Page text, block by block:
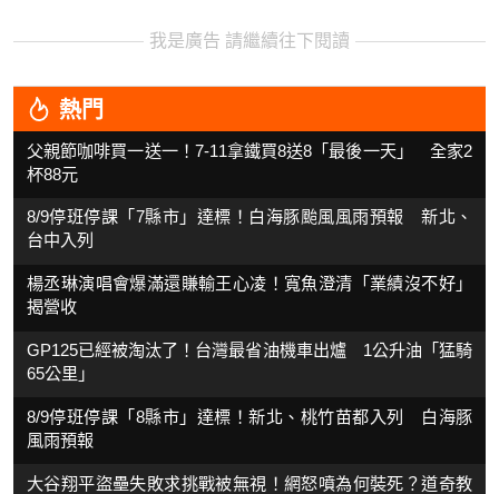
我是廣告 請繼續往下閱讀
熱門
父親節咖啡買一送一！7-11拿鐵買8送8「最後一天」 全家2
杯88元
8/9停班停課「7縣市」達標！白海豚颱風風雨預報 新北、
台中入列
楊丞琳演唱會爆滿還賺輸王心凌！寬魚澄清「業績沒不好」
揭營收
GP125已經被淘汰了！台灣最省油機車出爐 1公升油「猛騎
65公里」
8/9停班停課「8縣市」達標！新北、桃竹苗都入列 白海豚
風雨預報
大谷翔平盜壘失敗求挑戰被無視！網怒噴為何裝死？道奇教